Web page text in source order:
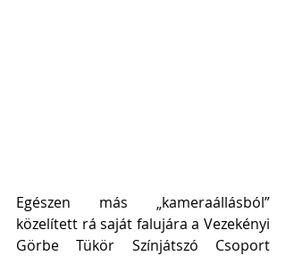
Egészen más „kameraállásból”
közelített rá saját falujára a Vezekényi